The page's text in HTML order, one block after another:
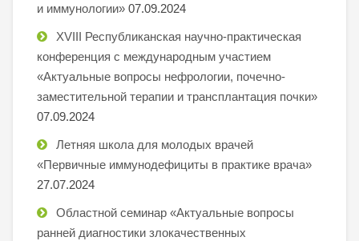
и иммунологии» 07.09.2024
XVIII Республиканская научно-практическая
конференция с международным участием
«Актуальные вопросы нефрологии, почечно-
заместительной терапии и трансплантация почки»
07.09.2024
Летняя школа для молодых врачей
«Первичные иммунодефициты в практике врача»
27.07.2024
Областной семинар «Актуальные вопросы
ранней диагностики злокачественных